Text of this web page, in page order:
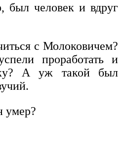
был человек и вдруг
с Молоковичем?
проработать и
А уж такой был
умер?